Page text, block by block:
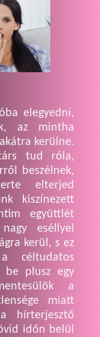
elegyedni,
az mintha
kerülne.
tud róla,
beszélnek,
elterjed
kiszínezett
együttlét
eséllyel
kerül, s ez
céltudatos
be plusz egy
a
miatt
hírterjesztő
időn belül